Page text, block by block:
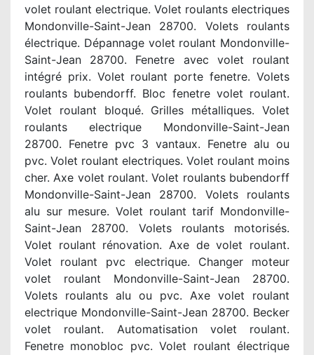
volet roulant electrique. Volet roulants electriques
Mondonville-Saint-Jean 28700. Volets roulants
électrique. Dépannage volet roulant Mondonville-
Saint-Jean 28700. Fenetre avec volet roulant
intégré prix. Volet roulant porte fenetre. Volets
roulants bubendorff. Bloc fenetre volet roulant.
Volet roulant bloqué. Grilles métalliques. Volet
roulants electrique Mondonville-Saint-Jean
28700. Fenetre pvc 3 vantaux. Fenetre alu ou
pvc. Volet roulant electriques. Volet roulant moins
cher. Axe volet roulant. Volet roulants bubendorff
Mondonville-Saint-Jean 28700. Volets roulants
alu sur mesure. Volet roulant tarif Mondonville-
Saint-Jean 28700. Volets roulants motorisés.
Volet roulant rénovation. Axe de volet roulant.
Volet roulant pvc electrique. Changer moteur
volet roulant Mondonville-Saint-Jean 28700.
Volets roulants alu ou pvc. Axe volet roulant
electrique Mondonville-Saint-Jean 28700. Becker
volet roulant. Automatisation volet roulant.
Fenetre monobloc pvc. Volet roulant électrique